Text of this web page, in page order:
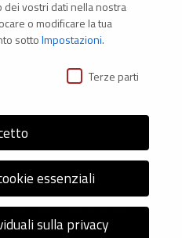
riservati - Codice fiscale:
CookieePrivacy Policy
dei vostri dati nella nostra
o modificare la tua
sottoImpostazioni.
Terze parti
essenziali
sulla privacy